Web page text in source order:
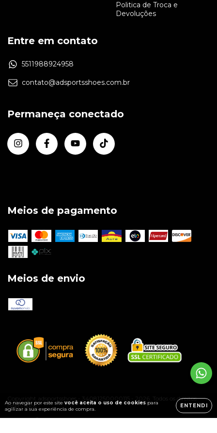
Ao navegar por este site você aceita o uso de cookies para
agilizar a sua experiência de compra.
ENTENDI
Politica de Troca e
Devoluções
Entre em contato
5511988924958
contato@adsportsshoes.com.br
Permaneça conectado
Meios de pagamento
Meios de envio
Copyright adsportsshoes - 34081250000115 - 2026. Todos os direitos
reservados.